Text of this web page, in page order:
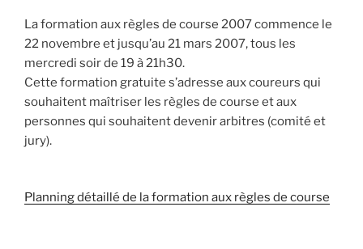
La formation aux règles de course 2007 commence le
22 novembre et jusqu’au 21 mars 2007, tous les
mercredi soir de 19 à 21h30.
Cette formation gratuite s’adresse aux coureurs qui
souhaitent maîtriser les règles de course et aux
personnes qui souhaitent devenir arbitres (comité et
jury).
Planning détaillé de la formation aux règles de course